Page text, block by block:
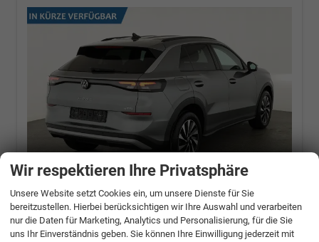
Volkswagen T-Roc1.5 eTSI 110 kW Life DSG
Life, neues Modell, LED, Kamera, Side, Winter,
17-Zoll
Wir respektieren Ihre Privatsphäre
Unsere Website setzt Cookies ein, um unsere Dienste für Sie
bereitzustellen. Hierbei berücksichtigen wir Ihre Auswahl und verarbeiten
nur die Daten für Marketing, Analytics und Personalisierung, für die Sie
uns Ihr Einverständnis geben. Sie können Ihre Einwilligung jederzeit mit